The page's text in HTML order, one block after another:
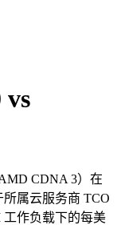
vs
CDNA 3）在
所属云服务商 TCO
作负载下的每美